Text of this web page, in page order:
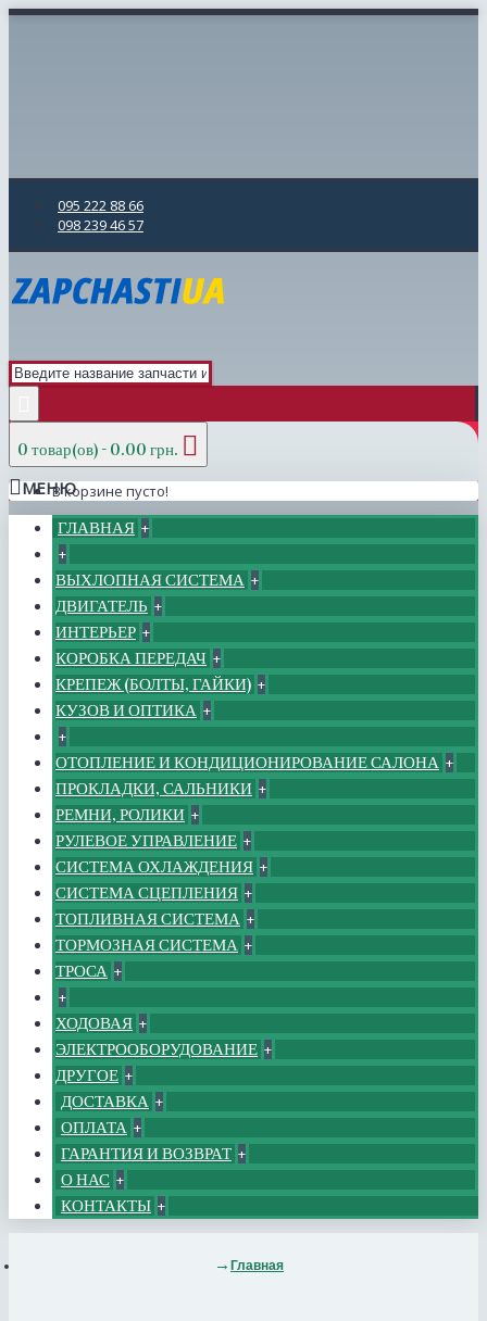
095 222 88 66
098 239 46 57
0 товар(ов) - 0.00 грн.
В корзине пусто!
МЕНЮ
ГЛАВНАЯ +
+
ВЫХЛОПНАЯ СИСТЕМА +
ДВИГАТЕЛЬ +
ИНТЕРЬЕР +
КОРОБКА ПЕРЕДАЧ +
КРЕПЕЖ (БОЛТЫ, ГАЙКИ) +
КУЗОВ И ОПТИКА +
+
ОТОПЛЕНИЕ И КОНДИЦИОНИРОВАНИЕ САЛОНА +
ПРОКЛАДКИ, САЛЬНИКИ +
РЕМНИ, РОЛИКИ +
РУЛЕВОЕ УПРАВЛЕНИЕ +
СИСТЕМА ОХЛАЖДЕНИЯ +
СИСТЕМА СЦЕПЛЕНИЯ +
ТОПЛИВНАЯ СИСТЕМА +
ТОРМОЗНАЯ СИСТЕМА +
ТРОСА +
+
ХОДОВАЯ +
ЭЛЕКТРООБОРУДОВАНИЕ +
ДРУГОЕ +
ДОСТАВКА +
ОПЛАТА +
ГАРАНТИЯ И ВОЗВРАТ +
О НАС +
КОНТАКТЫ +
Главная